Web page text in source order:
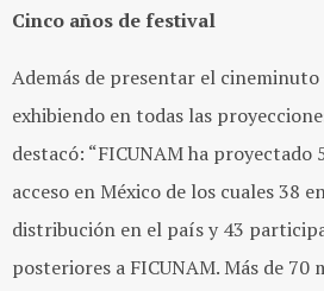
Cinco años de festival
Además de presentar el
exhibiendo en todas las
destacó: “FICUNAM ha
acceso en México de los cuales 38
distribución en el país y 43
posteriores a FICUNAM. Más de 70